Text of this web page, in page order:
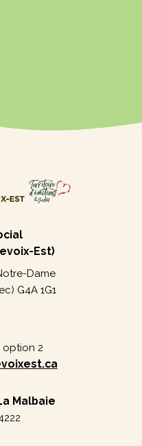
Est)
Dame
G4A 1G1
option 2
Malbaie